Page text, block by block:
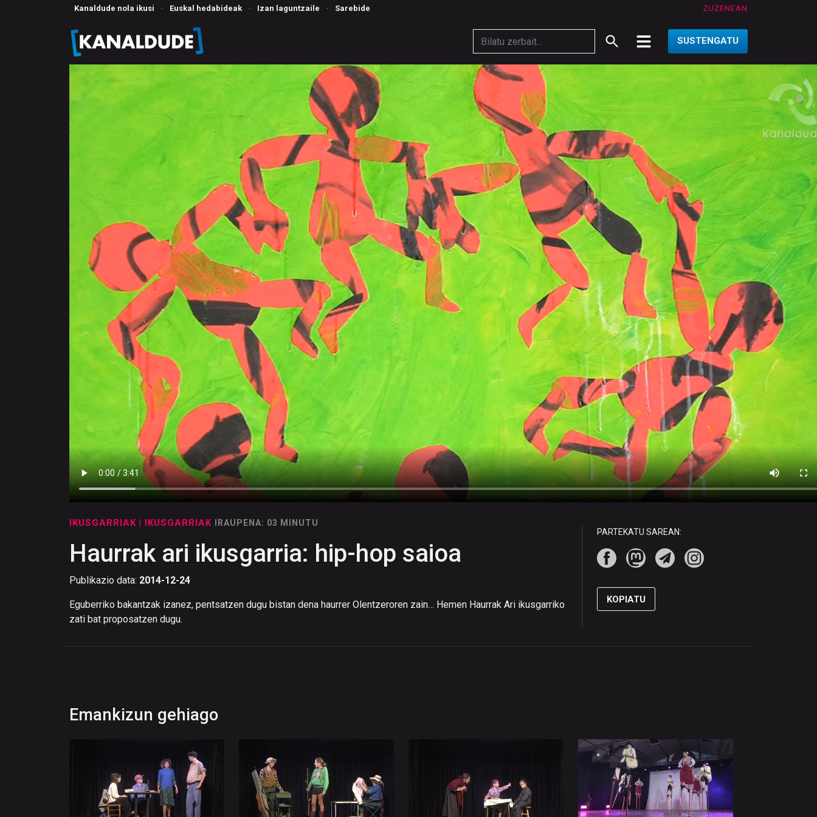
Kanaldude nola ikusi · Euskal hedabideak · Izan laguntzaile · Sarebide ZUZENEAN
SUSTENGATU
IKUSGARRIAK | IKUSGARRIAK IRAUPENA: 03 MINUTU
Haurrak ari ikusgarria: hip-hop saioa
Publikazio data: 2014-12-24
Eguberriko bakantzak izanez, pentsatzen dugu bistan dena haurrer Olentzeroren zain… Hemen Haurrak Ari ikusgarriko
zati bat proposatzen dugu.
PARTEKATU SAREAN:
KOPIATU
Emankizun gehiago